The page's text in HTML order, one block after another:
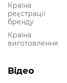
Країна
реєстрації
бренду
Країна
виготовлення
Відео